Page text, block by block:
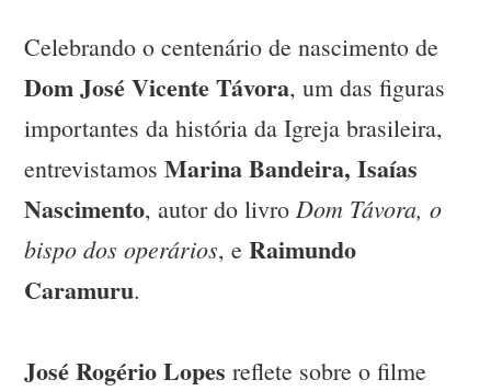
Celebrando o centenário de nascimento de
Dom José Vicente Távora, um das figuras
importantes da história da Igreja brasileira,
entrevistamosMarina Bandeira, Isaías
Nascimento, autor do livroDom Távora, o
bispo dos operários, eRaimundo
Caramuru.
José Rogério Lopes reflete sobre o filme